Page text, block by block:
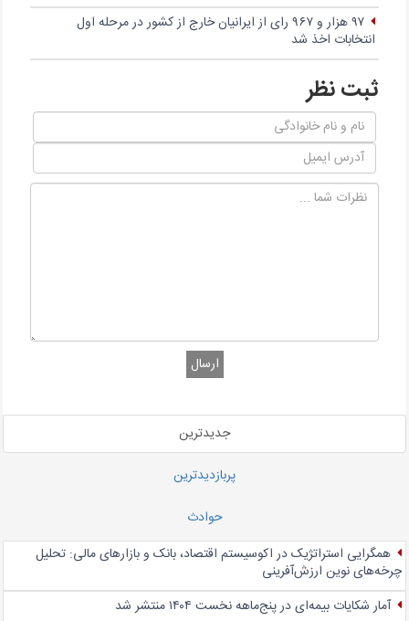
۹۷ هزار و ۹۶۷ رای از ایرانیان خارج از کشور در مرحله اول
انتخابات اخذ شد
ثبت نظر
ارسال
جدیدترین
پربازدیدترین
حوادث
همگرایی استراتژیک در اکوسیستم اقتصاد، بانک و بازارهای مالی: تحلیل
چرخه‌های نوین ارزش‌آفرینی
آمار شکایات بیمه‌ای در پنج‌‌ماهه نخست ۱۴۰۴ منتشر شد